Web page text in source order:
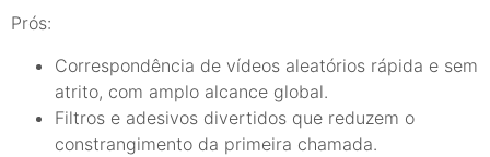
Prós:
Correspondência de vídeos aleatórios rápida e sem
atrito, com amplo alcance global.
Filtros e adesivos divertidos que reduzem o
constrangimento da primeira chamada.